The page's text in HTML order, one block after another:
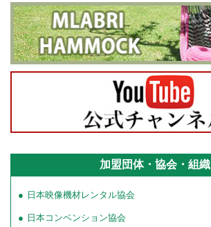
加盟団体・協会・組織
日本映像機材レンタル協会
日本コンベンション協会